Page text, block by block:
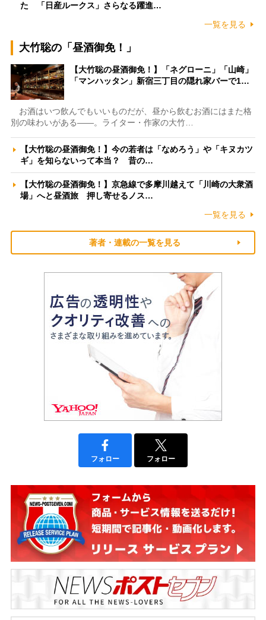
た 「日産ルークス」さらなる躍進…
一覧を見る
大竹聡の「昼酒御免！」
【大竹聡の昼酒御免！】「ネグローニ」「山崎」
「マンハッタン」新宿三丁目の隠れ家バーで1…
お酒はいつ飲んでもいいものだが、昼から飲むお酒にはまた格
別の味わいがある――。ライター・作家の大竹…
【大竹聡の昼酒御免！】今の若者は「なめろう」や「キヌカツ
ギ」を知らないって本当？ 昔の…
【大竹聡の昼酒御免！】京急線で多摩川越えて「川崎の大衆酒
場」へと昼酒旅 押し寄せるノス…
一覧を見る
著者・連載の一覧を見る
フォロー フォロー